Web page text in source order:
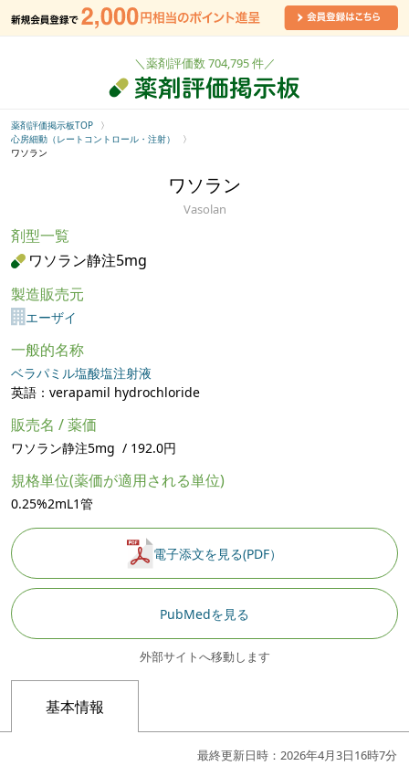
＼薬剤評価数 704,795 件／
薬剤評価掲示板TOP
心房細動（レートコントロール・注射）
ワソラン
ワソラン
Vasolan
剤型一覧
ワソラン静注5mg
製造販売元
エーザイ
一般的名称
ベラパミル塩酸塩注射液
英語：verapamil hydrochloride
販売名 / 薬価
ワソラン静注5mg / 192.0円
規格単位(薬価が適用される単位)
0.25%2mL1管
電子添文を見る(PDF）
PubMedを見る
外部サイトへ移動します
基本情報
最終更新日時：2026年4月3日16時7分